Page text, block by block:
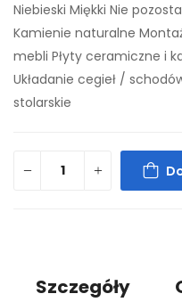
Niebieski Miękki Nie
Kamienie naturalne
mebli Płyty ceramiczne i
Układanie cegieł /
stolarskie
Szczegóły